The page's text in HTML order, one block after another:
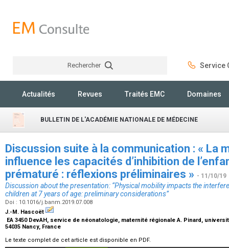
Rechercher Service
Actualités Revues Traités EMC Domaines
BULLETIN DE L'ACADÉMIE NATIONALE DE MÉDECINE
Discussion suite à la communication : « La
influence les capacités d’inhibition de
prématuré : réflexions préliminaires » - 11/10/19
Discussion about the presentation: “Physical mobility impacts the
children at 7 years of age: preliminary considerations”
Doi : 10.1016/j.banm.2019.07.008
J.-M. Hascoët
EA 3450 DevAH, service de néonatologie, maternité régionale A. Pinard,
54035 Nancy, France
Le texte complet de cet article est disponible en PDF.